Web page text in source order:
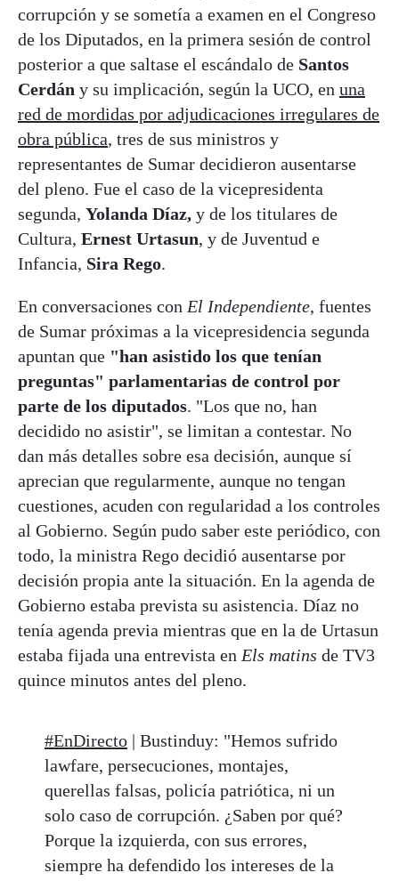
corrupción y se sometía a examen en el Congreso
de los Diputados, en la primera sesión de control
posterior a que saltase el escándalo de Santos
Cerdán y su implicación, según la UCO, en una
red de mordidas por adjudicaciones irregulares de
obra pública, tres de sus ministros y
representantes de Sumar decidieron ausentarse
del pleno. Fue el caso de la vicepresidenta
segunda, Yolanda Díaz, y de los titulares de
Cultura, Ernest Urtasun, y de Juventud e
Infancia, Sira Rego.
En conversaciones con El Independiente, fuentes
de Sumar próximas a la vicepresidencia segunda
apuntan que "han asistido los que tenían
preguntas" parlamentarias de control por
parte de los diputados. "Los que no, han
decidido no asistir", se limitan a contestar. No
dan más detalles sobre esa decisión, aunque sí
aprecian que regularmente, aunque no tengan
cuestiones, acuden con regularidad a los controles
al Gobierno. Según pudo saber este periódico, con
todo, la ministra Rego decidió ausentarse por
decisión propia ante la situación. En la agenda de
Gobierno estaba prevista su asistencia. Díaz no
tenía agenda previa mientras que en la de Urtasun
estaba fijada una entrevista en Els matins de TV3
quince minutos antes del pleno.
#EnDirecto | Bustinduy: "Hemos sufrido
lawfare, persecuciones, montajes,
querellas falsas, policía patriótica, ni un
solo caso de corrupción. ¿Saben por qué?
Porque la izquierda, con sus errores,
siempre ha defendido los intereses de la